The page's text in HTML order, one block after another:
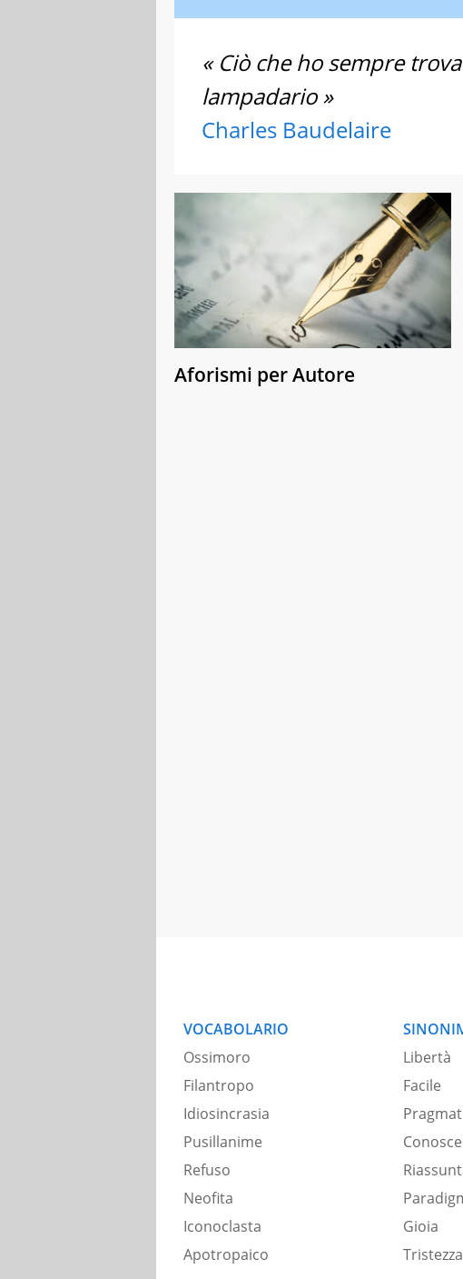
« Ciò che ho sempre
lampadario »
Charles Baudelaire
Aforismi per Autore
VOCABOLARIO
Ossimoro
Filantropo
Idiosincrasia
Pusillanime
Refuso
Neofita
Iconoclasta
Apotropaico
Libertà
Facile
Gioia
Tristezza